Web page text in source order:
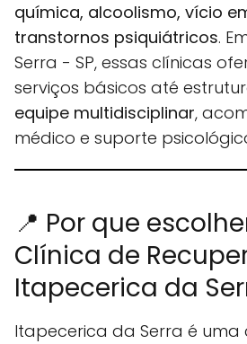
química, alcoolismo, vício
transtornos psiquiátricos.
Serra - SP, essas clínicas
serviços básicos até
equipe multidisciplinar,
médico e suporte
📍 Por que
Clínica de
Itapecerica da
Itapecerica da Serra é uma